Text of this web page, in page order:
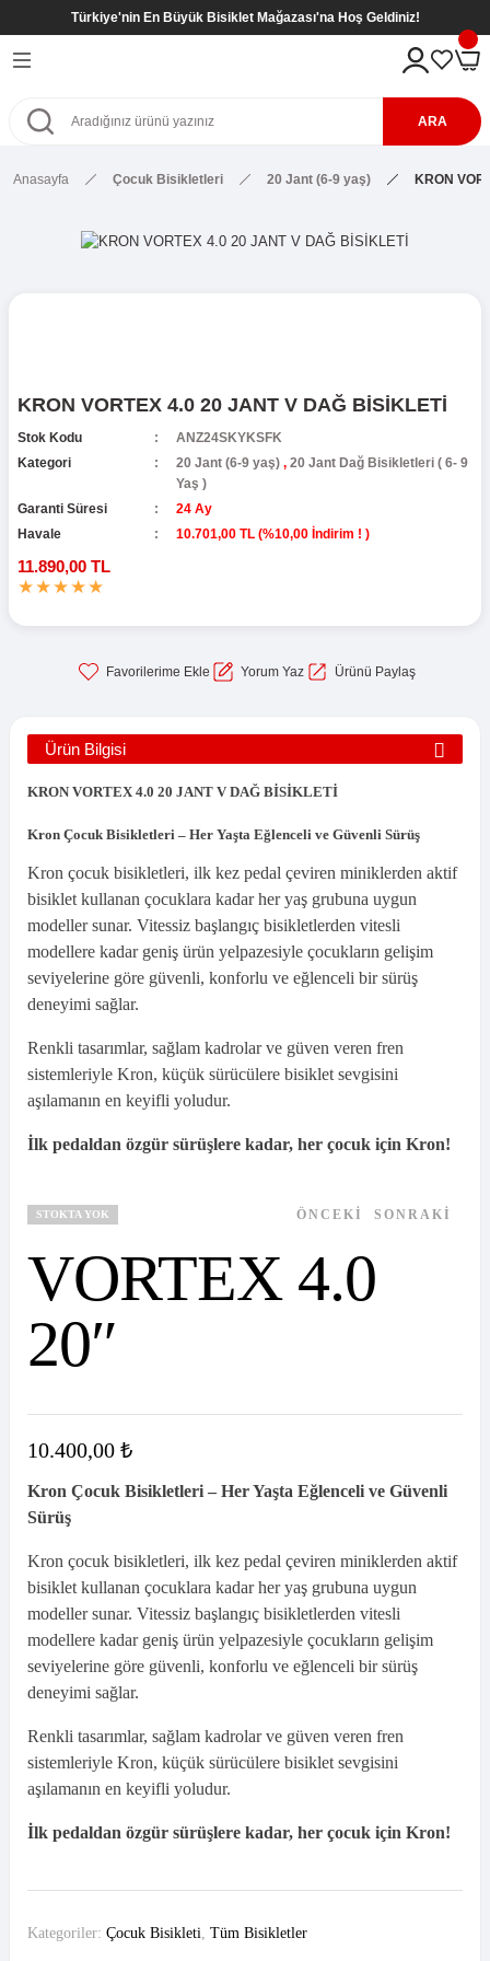
Türkiye'nin En Büyük Bisiklet Mağazası'na Hoş Geldiniz!
Geri Dön
( 6- 9 Yaş )
Geri Dön
( 8- 12 Yaş )
Geri Dön
Geri Dön
ARA
Anasayfa Çocuk Bisikletleri 20 Jant (6-9 yaş) KRON
KRON VORTEX 4.0 20 JANT V DAĞ BİSİKLETİ
Stok Kodu
ANZ24SKYKSFK
Kategori
20 Jant (6-9 yaş) , 20 Jant Dağ Bisikletleri ( 6- 9
Yaş )
Garanti Süresi
24 Ay
Havale
10.701,00 TL (%10,00 İndirim ! )
11.890,00 TL
Yorum Yaz Ürünü Paylaş
Ürün Bilgisi
KRON VORTEX 4.0 20 JANT V DAĞ BİSİKLETİ
Kron Çocuk Bisikletleri – Her Yaşta Eğlenceli ve Güvenli Sürüş
Kron çocuk bisikletleri, ilk kez pedal çeviren miniklerden aktif
bisiklet kullanan çocuklara kadar her yaş grubuna uygun
modeller sunar. Vitessiz başlangıç bisikletlerden vitesli
modellere kadar geniş ürün yelpazesiyle çocukların gelişim
seviyelerine göre güvenli, konforlu ve eğlenceli bir sürüş
deneyimi sağlar.
Renkli tasarımlar, sağlam kadrolar ve güven veren fren
sistemleriyle Kron, küçük sürücülere bisiklet sevgisini
aşılamanın en keyifli yoludur.
İlk pedaldan özgür sürüşlere kadar, her çocuk için Kron!
STOKTA YOK ÖNCEKI
11.050,00₺
SONRAKI
VORTEX 4.0
20″
10.400,00 ₺
Kron Çocuk Bisikletleri – Her Yaşta Eğlenceli ve Güvenli
Sürüş
Kron çocuk bisikletleri, ilk kez pedal çeviren miniklerden aktif
bisiklet kullanan çocuklara kadar her yaş grubuna uygun
modeller sunar. Vitessiz başlangıç bisikletlerden vitesli
modellere kadar geniş ürün yelpazesiyle çocukların gelişim
seviyelerine göre güvenli, konforlu ve eğlenceli bir sürüş
deneyimi sağlar.
Renkli tasarımlar, sağlam kadrolar ve güven veren fren
sistemleriyle Kron, küçük sürücülere bisiklet sevgisini
aşılamanın en keyifli yoludur.
İlk pedaldan özgür sürüşlere kadar, her çocuk için Kron!
Kategoriler: Çocuk Bisikleti Tüm Bisikletler